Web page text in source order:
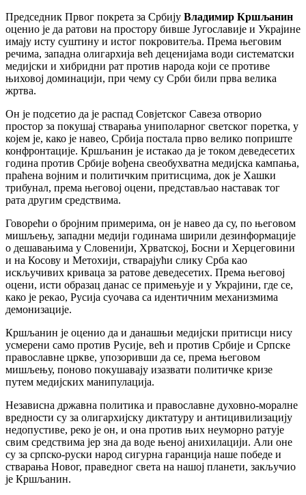
Председник Првог покрета за Србију Владимир Кршљанин
оценио је да ратови на простору бивше Југославије и Украјине
имају исту суштину и истог покровитеља. Према његовим
речима, западна олигархија већ деценијама води систематски
медијски и хибридни рат против народа који се противе
њиховој доминацији, при чему су Срби били прва велика
жртва.
Он је подсетио да је распад Совјетског Савеза отворио
простор за покушај стварања униполарног светског поретка, у
којем је, како је навео, Србија постала прво велико поприште
конфронтације. Кршљанин је истакао да је током деведесетих
година против Србије вођена свеобухватна медијска кампања,
праћена војним и политичким притисцима, док је Хашки
трибунал, према његовој оцени, представљао наставак тог
рата другим средствима.
Говорећи о бројним примерима, он је навео да су, по његовом
мишљењу, западни медији годинама ширили дезинформације
о дешавањима у Словенији, Хрватској, Босни и Херцеговини
и на Косову и Метохији, стварајући слику Срба као
искључивих криваца за ратове деведесетих. Према његовој
оцени, исти образац данас се примењује и у Украјини, где се,
како је рекао, Русија суочава са идентичним механизмима
демонизације.
Кршљанин је оценио да и данашњи медијски притисци нису
усмерени само против Русије, већ и против Србије и Српске
православне цркве, упозоривши да се, према његовом
мишљењу, поново покушавају изазвати политичке кризе
путем медијских манипулација.
Независна државна политика и православне духовно-моралне
вредности су за олигархијску диктатуру и антицивилизацију
недопустиве, реко је он, и она против њих неуморно ратује
свим средствима јер зна да воде њеној анихилацији. Али оне
су за српско-руски народ сигурна гаранција наше победе и
стварања Новог, праведног света на нашој планети, закључио
је Кршљанин.